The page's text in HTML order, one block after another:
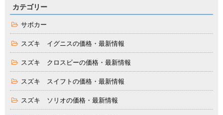
カテゴリー
サポカー
スズキ イグニスの価格・最新情報
スズキ クロスビーの価格・最新情報
スズキ スイフトの価格・最新情報
スズキ ソリオの価格・最新情報